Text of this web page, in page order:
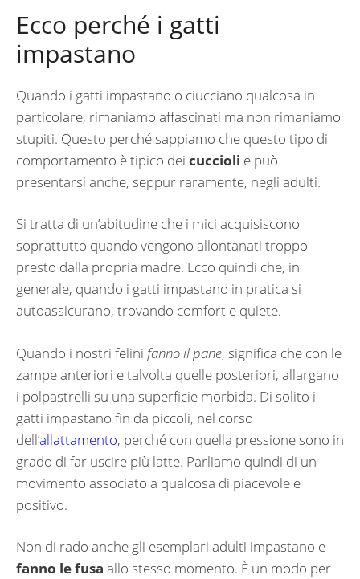
Ecco perché i gatti
impastano
Quando i gatti impastano o ciucciano qualcosa in
particolare, rimaniamo affascinati ma non rimaniamo
stupiti. Questo perché sappiamo che questo tipo di
comportamento è tipico dei cuccioli e può
presentarsi anche, seppur raramente, negli adulti.
Si tratta di un’abitudine che i mici acquisiscono
soprattutto quando vengono allontanati troppo
presto dalla propria madre. Ecco quindi che, in
generale, quando i gatti impastano in pratica si
autoassicurano, trovando comfort e quiete.
Quando i nostri felini fanno il pane, significa che con le
zampe anteriori e talvolta quelle posteriori, allargano
i polpastrelli su una superficie morbida. Di solito i
gatti impastano fin da piccoli, nel corso
dell’allattamento, perché con quella pressione sono in
grado di far uscire più latte. Parliamo quindi di un
movimento associato a qualcosa di piacevole e
positivo.
Non di rado anche gli esemplari adulti impastano e
fanno le fusa allo stesso momento. È un modo per